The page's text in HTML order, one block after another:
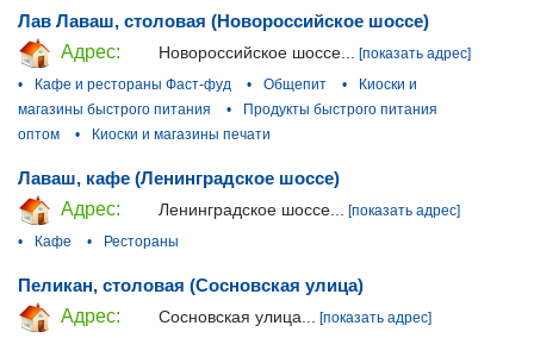
Лав Лаваш, столовая (Новороссийское шоссе)
Адрес:
Новороссийское шоссе... [показать адрес]
•
Кафе и рестораны Фаст-фуд • Общепит •
Киоски и
магазины быстрого питания
•
Продукты быстрого питания
оптом
• Киоски и магазины печати
Лаваш, кафе (Ленинградское шоссе)
Адрес:
Ленинградское шоссе... [показать адрес]
•
Кафе • Рестораны
Пеликан, столовая (Сосновская улица)
Адрес:
Сосновская улица...
[показать адрес]